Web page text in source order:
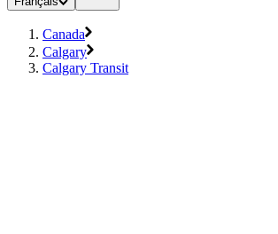
Canada
Calgary
Calgary Transit